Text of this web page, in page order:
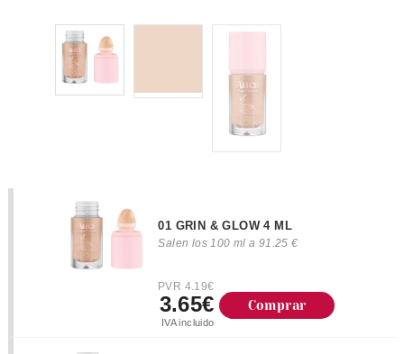
01 GRIN & GLOW 4 ML
Salen los 100 ml a 91.25 €
PVR 4.19€
3.65€
IVA incluido
Comprar